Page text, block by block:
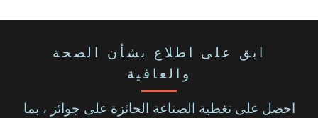
ابق على اطلاع بشأن الصحة
والعافية
احصل على تغطية الصناعة الحائزة على جوائز ، بما